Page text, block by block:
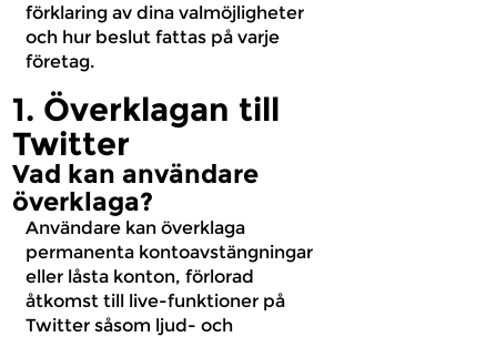
förklaring av dina valmöjligheter
och hur beslut fattas på varje
företag.
1. Överklagan till
Twitter
Vad kan användare
överklaga?
Användare kan överklaga
permanenta kontoavstängningar
eller låsta konton, förlorad
åtkomst till live-funktioner på
Twitter såsom ljud- och